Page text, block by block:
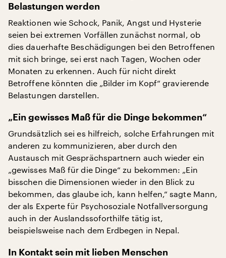
Belastungen werden
Reaktionen wie Schock, Panik, Angst und Hysterie
seien bei extremen Vorfällen zunächst normal, ob
dies dauerhafte Beschädigungen bei den Betroffenen
mit sich bringe, sei erst nach Tagen, Wochen oder
Monaten zu erkennen. Auch für nicht direkt
Betroffene könnten die „Bilder im Kopf“ gravierende
Belastungen darstellen.
„Ein gewisses Maß für die Dinge bekommen“
Grundsätzlich sei es hilfreich, solche Erfahrungen mit
anderen zu kommunizieren, aber durch den
Austausch mit Gesprächspartnern auch wieder ein
„gewisses Maß für die Dinge“ zu bekommen: „Ein
bisschen die Dimensionen wieder in den Blick zu
bekommen, das glaube ich, kann helfen,“ sagte Mann,
der als Experte für Psychosoziale Notfallversorgung
auch in der Auslandssoforthilfe tätig ist,
beispielsweise nach dem Erdbegen in Nepal.
In Kontakt sein mit lieben Menschen